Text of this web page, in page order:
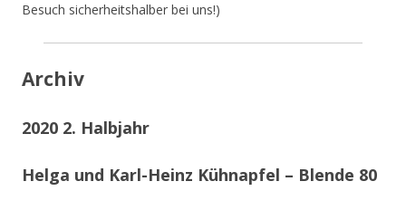
Besuch sicherheitshalber bei uns!)
Archiv
2020 2. Halbjahr
Helga und Karl-Heinz Kühnapfel – Blende 80